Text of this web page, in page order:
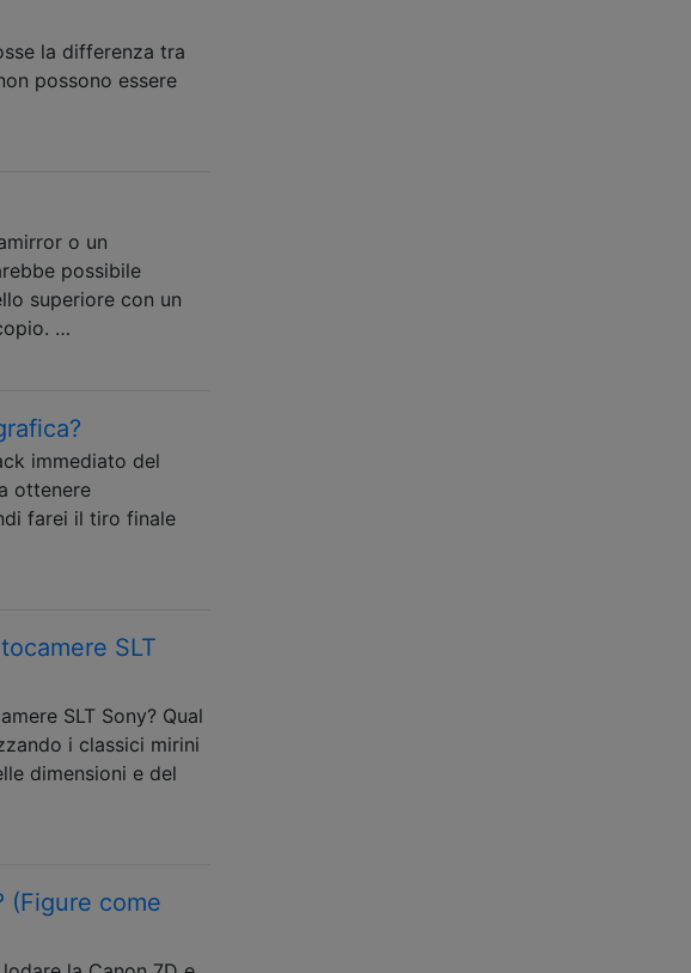
la differenza tra
possono essere
o un
possibile
superiore con un
…
immediato del
ottenere
farei il tiro finale
SLT
SLT Sony? Qual
i classici mirini
dimensioni e del
(Figure come